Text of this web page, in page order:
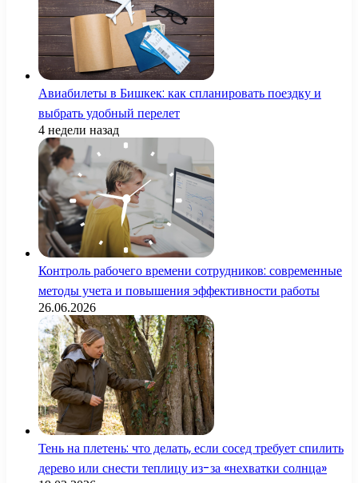
Авиабилеты в Бишкек: как спланировать поездку и
выбрать удобный перелет
4 недели назад
Контроль рабочего времени сотрудников: современные
методы учета и повышения эффективности работы
26.06.2026
Тень на плетень: что делать, если сосед требует спилить
дерево или снести теплицу из-за «нехватки солнца»